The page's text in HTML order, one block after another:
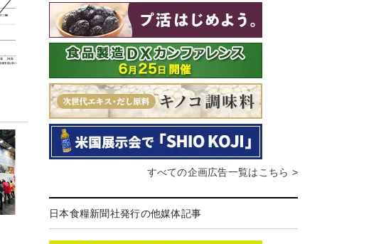
すべての企画広告一覧はこちら >
日本食糧新聞社発行の他媒体記事